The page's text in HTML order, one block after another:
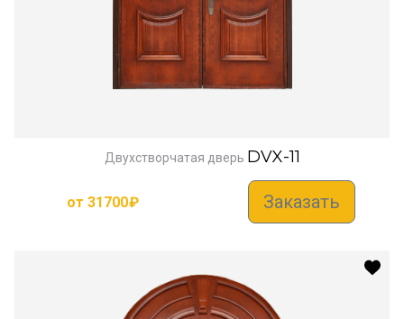
Двухстворчатая дверь DVX-11
от 31700₽ Заказать